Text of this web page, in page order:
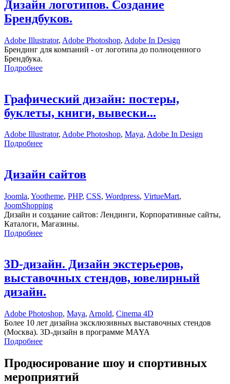
Дизайн логотипов. Создание
Брендбуков.
Adobe Illustrator, Adobe Photoshop, Adobe In Design
Брендинг для компаний - от логотипа до полноценного
Брендбука.
Подробнее
Графический дизайн: постеры,
буклеты, книги, вывески...
Adobe Illustrator, Adobe Photoshop, Maya, Adobe In Design
Подробнее
Дизайн сайтов
Joomla, Yootheme, PHP, CSS, Wordpress, VirtueMart,
JoomShopping
Дизайн и создание сайтов: Лендинги, Корпоративные сайты,
Каталоги, Магазины.
Подробнее
3D-дизайн. Дизайн экстерьеров,
выставочных стендов, ювелирный
дизайн.
Adobe Photoshop, Maya, Arnold, Cinema 4D
Более 10 лет дизайна эксклюзивных выставочных стендов
(Москва). 3D-дизайн в программе MAYA
Подробнее
Продюсирование шоу и спортивных
мероприятий